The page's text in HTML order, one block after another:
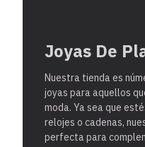
Joyas De
Nuestra tienda es
joyas para aquellos
moda. Ya sea que
relojes o cadenas,
perfecta para